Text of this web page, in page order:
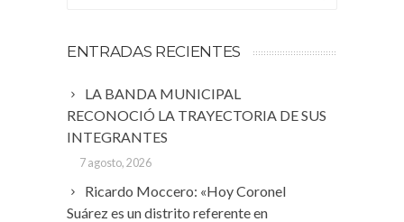
ENTRADAS RECIENTES
LA BANDA MUNICIPAL
RECONOCIÓ LA TRAYECTORIA DE SUS
INTEGRANTES
7 agosto, 2026
Ricardo Moccero: «Hoy Coronel
Suárez es un distrito referente en